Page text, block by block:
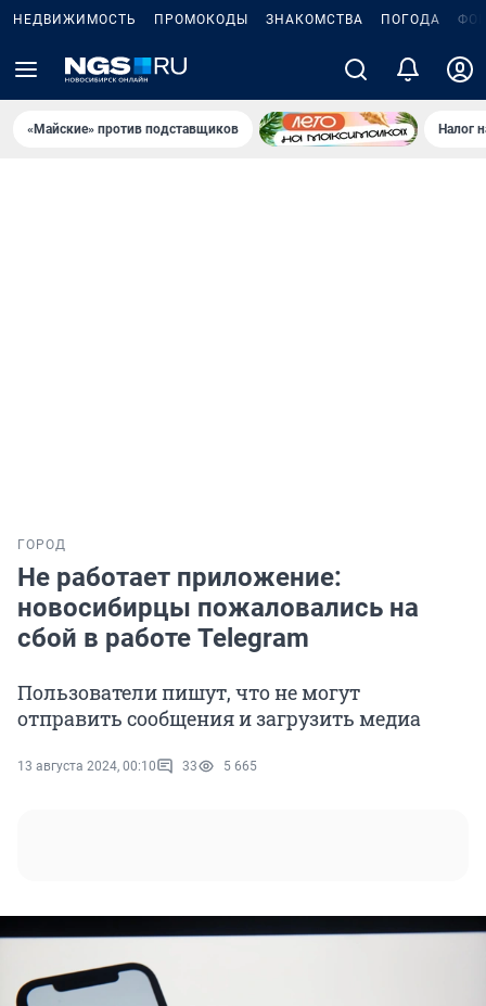
НЕДВИЖИМОСТЬ ПРОМОКОДЫ ЗНАКОМСТВА ПОГОДА
«Майские» против подставщиков Налог
ГОРОД
Не работает приложение:
новосибирцы пожаловались на
сбой в работе Telegram
Пользователи пишут, что не могут
отправить сообщения и загрузить медиа
13 августа 2024, 00:10 33 5 665